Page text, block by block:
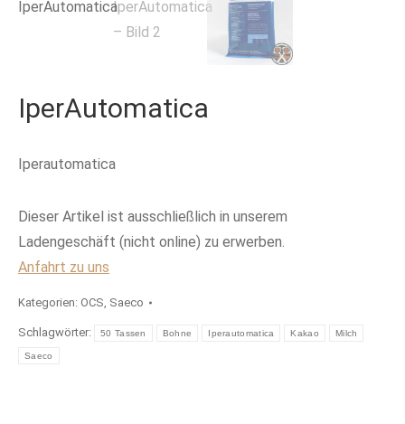
IperAutomatica
Iperautomatica
Dieser Artikel ist ausschließlich in unserem
Ladengeschäft (nicht online) zu erwerben.
Anfahrt zu uns
Kategorien: OCS, Saeco
Schlagwörter: 50 Tassen Bohne Iperautomatica Kakao Milch
Saeco